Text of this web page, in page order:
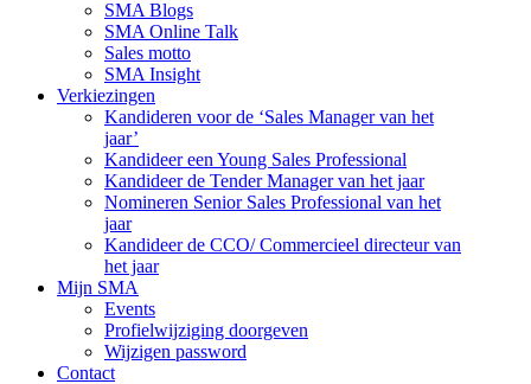
SMA Blogs
SMA Online Talk
Sales motto
SMA Insight
Verkiezingen
Kandideren voor de ‘Sales Manager van het
jaar’
Kandideer een Young Sales Professional
Kandideer de Tender Manager van het jaar
Nomineren Senior Sales Professional van het
jaar
Kandideer de CCO/ Commercieel directeur van
het jaar
Mijn SMA
Events
Profielwijziging doorgeven
Wijzigen password
Contact